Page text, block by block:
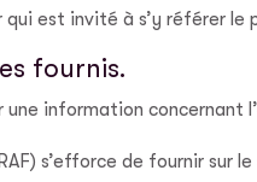
est invité à s’y référer le
fournis.
information concernant
s’efforce de fournir sur